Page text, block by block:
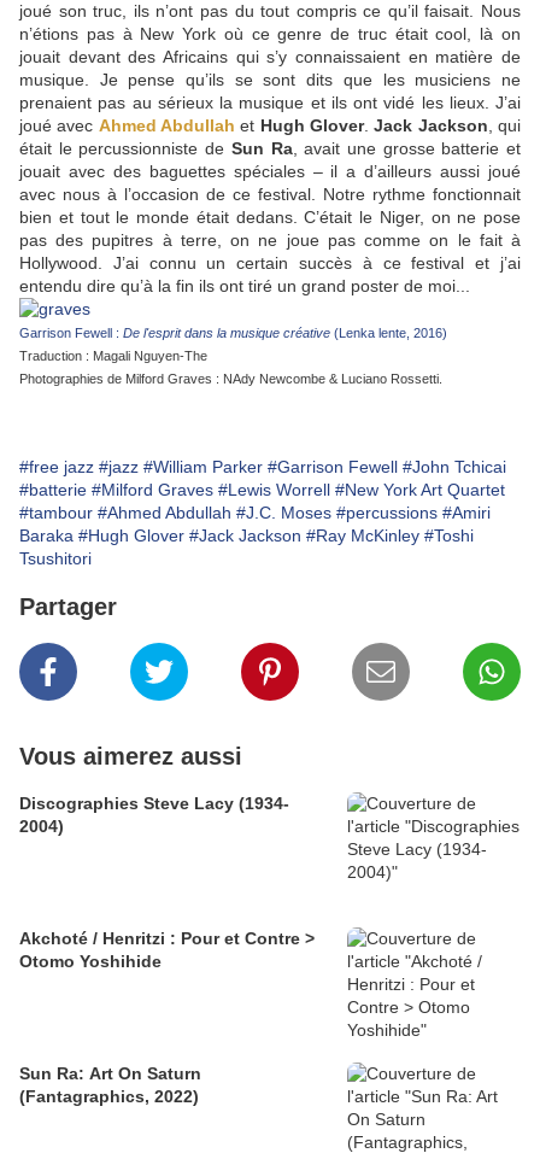
joué son truc, ils n’ont pas du tout compris ce qu’il faisait. Nous
n’étions pas à New York où ce genre de truc était cool, là on
jouait devant des Africains qui s’y connaissaient en matière de
musique. Je pense qu’ils se sont dits que les musiciens ne
prenaient pas au sérieux la musique et ils ont vidé les lieux. J’ai
joué avec Ahmed Abdullah et Hugh Glover.Jack Jackson , qui
était le percussionniste de Sun Ra, avait une grosse batterie et
jouait avec des baguettes spéciales – il a d’ailleurs aussi joué
avec nous à l’occasion de ce festival. Notre rythme fonctionnait
bien et tout le monde était dedans. C’était le Niger, on ne pose
pas des pupitres à terre, on ne joue pas comme on le fait à
Hollywood. J’ai connu un certain succès à ce festival et j’ai
entendu dire qu’à la fin ils ont tiré un grand poster de moi...
Garrison Fewell : De l'esprit dans la musique créative (Lenka lente, 2016)
Traduction : Magali Nguyen-The
Photographies de Milford Graves : NAdy Newcombe & Luciano Rossetti.
#free jazz #jazz #William Parker #Garrison Fewell #John Tchicai
#batterie #Milford Graves #Lewis Worrell #New York Art Quartet
#tambour #Ahmed Abdullah #J.C. Moses #percussions #Amiri
Baraka #Hugh Glover #Jack Jackson #Ray McKinley #Toshi
Tsushitori
Partager
Vous aimerez aussi
Discographies Steve Lacy (1934-
2004)
Akchoté / Henritzi : Pour et Contre >
Otomo Yoshihide
Sun Ra: Art On Saturn
(Fantagraphics, 2022)